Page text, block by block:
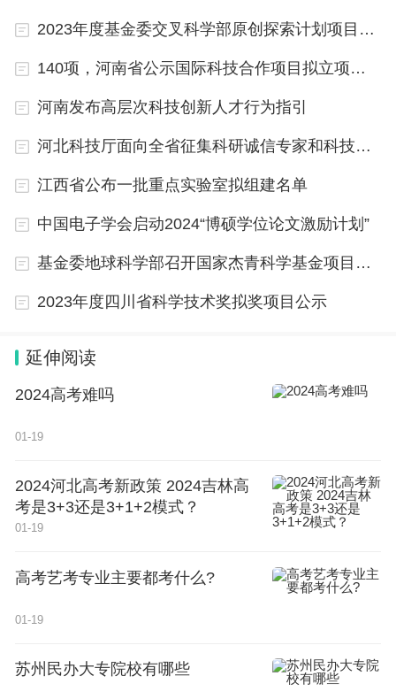
2023年度基金委交叉科学部原创探索计划项目立项清单公布
140项，河南省公示国际科技合作项目拟立项项目
河南发布高层次科技创新人才行为指引
河北科技厅面向全省征集科研诚信专家和科技伦理专家
江西省公布一批重点实验室拟组建名单
中国电子学会启动2024“博硕学位论文激励计划”
基金委地球科学部召开国家杰青科学基金项目评审会
2023年度四川省科学技术奖拟奖项目公示
延伸阅读
2024高考难吗
01-19
2024河北高考新政策 2024吉林高
考是3+3还是3+1+2模式？
01-19
高考艺考专业主要都考什么?
01-19
苏州民办大专院校有哪些